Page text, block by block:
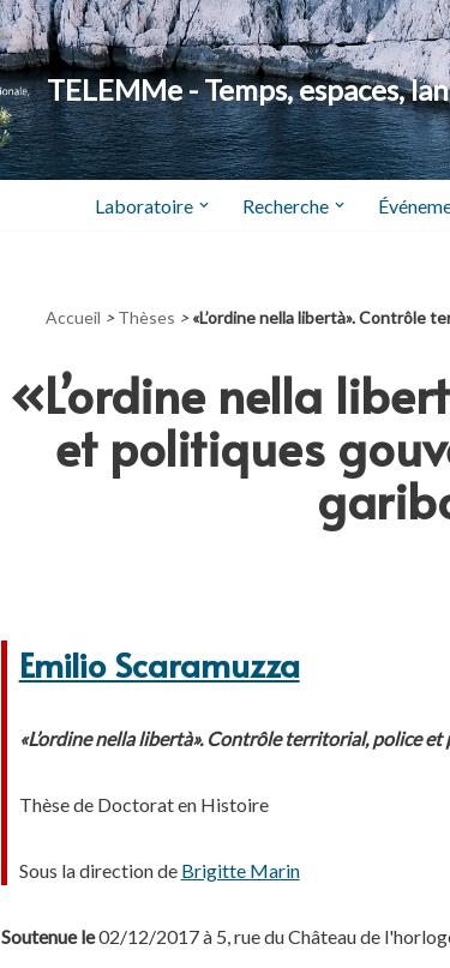
TELEMMe - Temps, espaces,
Laboratoire Recherche
Accueil > Thèses > «L’ordine nella libertà». Contrôle
«L’ordine nella
et politiques
Emilio Scaramuzza
«L’ordine nella libertà». Contrôle territorial, police
Thèse de Doctorat en Histoire
Sous la direction de Brigitte Marin
Soutenue le02/12/2017 à 5, rue du Château de